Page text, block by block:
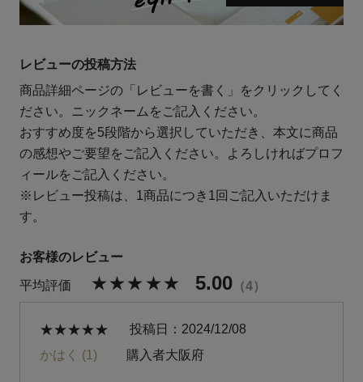
レビューの投稿方法
商品詳細ページの「レビューを書く」をクリックしてく
ださい。ニックネームをご記入ください。
おすすめ度を5段階から選択していただき、本文に商品
の感想やご要望をご記入ください。よろしければプロフ
ィールをご記入ください。
※レビュー投稿は、1商品につき1回ご記入いただけま
す。
5.00 4
かはく 1 購入者大阪府
投稿日 2024/12/08